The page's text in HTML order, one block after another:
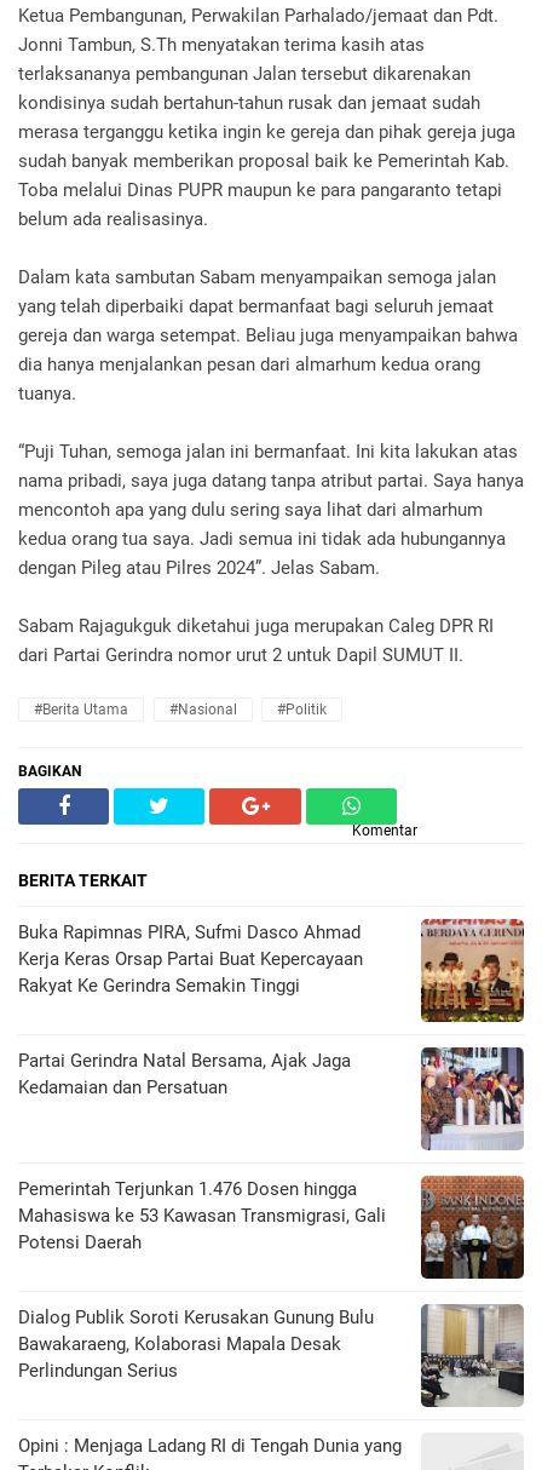
Ketua Pembangunan, Perwakilan Parhalado/jemaat dan Pdt.
Jonni Tambun, S.Th menyatakan terima kasih atas
terlaksananya pembangunan Jalan tersebut dikarenakan
kondisinya sudah bertahun-tahun rusak dan jemaat sudah
merasa terganggu ketika ingin ke gereja dan pihak gereja juga
sudah banyak memberikan proposal baik ke Pemerintah Kab.
Toba melalui Dinas PUPR maupun ke para pangaranto tetapi
belum ada realisasinya.
Dalam kata sambutan Sabam menyampaikan semoga jalan
yang telah diperbaiki dapat bermanfaat bagi seluruh jemaat
gereja dan warga setempat. Beliau juga menyampaikan bahwa
dia hanya menjalankan pesan dari almarhum kedua orang
tuanya.
“Puji Tuhan, semoga jalan ini bermanfaat. Ini kita lakukan atas
nama pribadi, saya juga datang tanpa atribut partai. Saya hanya
mencontoh apa yang dulu sering saya lihat dari almarhum
kedua orang tua saya. Jadi semua ini tidak ada hubungannya
dengan Pileg atau Pilres 2024”. Jelas Sabam.
Sabam Rajagukguk diketahui juga merupakan Caleg DPR RI
dari Partai Gerindra nomor urut 2 untuk Dapil SUMUT II.
#Berita Utama #Nasional #Politik
BAGIKAN
Komentar
BERITA TERKAIT
Buka Rapimnas PIRA, Sufmi Dasco Ahmad
Kerja Keras Orsap Partai Buat Kepercayaan
Rakyat Ke Gerindra Semakin Tinggi
Partai Gerindra Natal Bersama, Ajak Jaga
Kedamaian dan Persatuan
Pemerintah Terjunkan 1.476 Dosen hingga
Mahasiswa ke 53 Kawasan Transmigrasi, Gali
Potensi Daerah
Dialog Publik Soroti Kerusakan Gunung Bulu
Bawakaraeng, Kolaborasi Mapala Desak
Perlindungan Serius
Opini : Menjaga Ladang RI di Tengah Dunia yang